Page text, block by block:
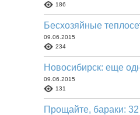
186
Бесхозяйные
09.06.2015
234
Новосибирск: еще
09.06.2015
131
Прощайте, бараки: